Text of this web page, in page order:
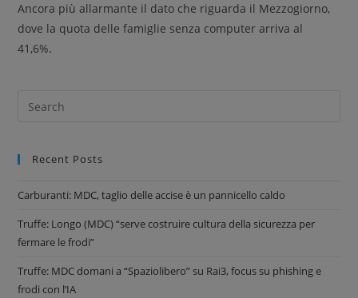
Ancora più allarmante il dato che riguarda il Mezzogiorno,
dove la quota delle famiglie senza computer arriva al
41,6%.
Recent Posts
Carburanti: MDC, taglio delle accise è un pannicello caldo
Truffe: Longo (MDC) “serve costruire cultura della sicurezza per
fermare le frodi”
Truffe: MDC domani a “Spaziolibero” su Rai3, focus su phishing e
frodi con l’IA